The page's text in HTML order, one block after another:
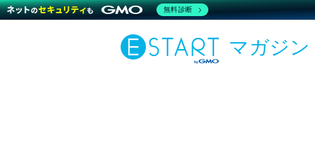
マガジン
無料診断